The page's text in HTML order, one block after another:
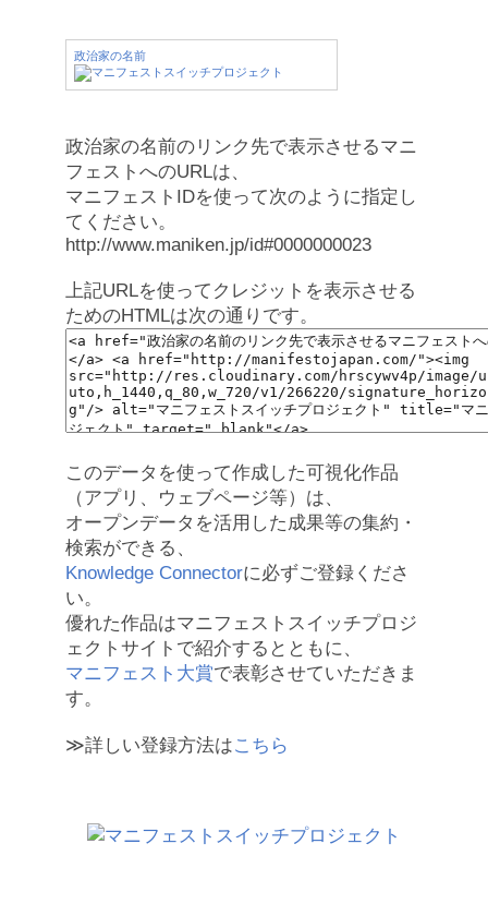
政治家の名前
政治家の名前のリンク先で表示させるマニ
フェストへのURLは、
マニフェストIDを使って次のように指定し
てください。
http://www.maniken.jp/id#0000000023
上記URLを使ってクレジットを表示させる
ためのHTMLは次の通りです。
このデータを使って作成した可視化作品
（アプリ、ウェブページ等）は、
オープンデータを活用した成果等の集約・
検索ができる、
Knowledge Connectorに必ずご登録くださ
い。
優れた作品はマニフェストスイッチプロジ
ェクトサイトで紹介するとともに、
マニフェスト大賞で表彰させていただきま
す。
≫詳しい登録方法はこちら